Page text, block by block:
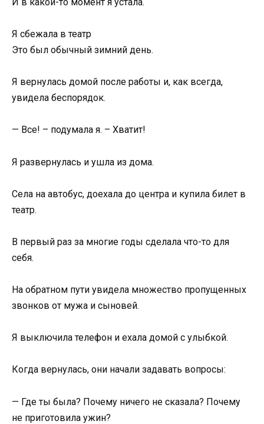
Я сбежала в театр
Это был обычный зимний день.
Я вернулась домой после работы и, как всегда,
увидела беспорядок.
— Все! – подумала я. – Хватит!
Я развернулась и ушла из дома.
Села на автобус, доехала до центра и купила билет в
театр.
В первый раз за многие годы сделала что-то для
себя.
На обратном пути увидела множество пропущенных
звонков от мужа и сыновей.
Я выключила телефон и ехала домой с улыбкой.
Когда вернулась, они начали задавать вопросы:
— Где ты была? Почему ничего не сказала? Почему
не приготовила ужин?